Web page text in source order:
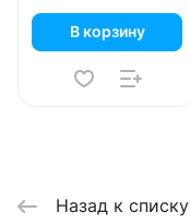
В корзину
Назад к списку